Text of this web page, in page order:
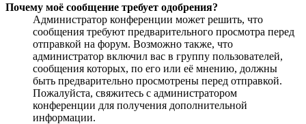
Почему моё сообщение требует одобрения?
Администратор конференции может решить, что
сообщения требуют предварительного просмотра перед
отправкой на форум. Возможно также, что
администратор включил вас в группу пользователей,
сообщения которых, по его или её мнению, должны
быть предварительно просмотрены перед отправкой.
Пожалуйста, свяжитесь с администратором
конференции для получения дополнительной
информации.